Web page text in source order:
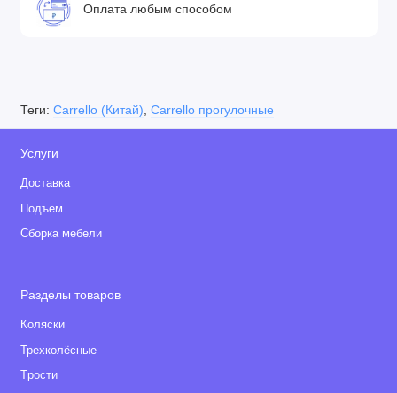
Оплата любым способом
Теги: Carrello (Китай) Carrello прогулочные
Услуги
Доставка
Подъем
Сборка мебели
Разделы товаров
Коляски
Трехколёсные
Tрости